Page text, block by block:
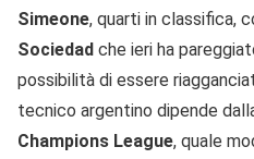
Simeone, quarti in classifica,
Sociedad che ieri ha
possibilità di essere
tecnico argentino dipende
Champions League, quale